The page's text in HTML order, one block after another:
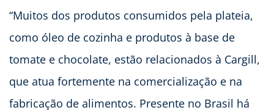
“Muitos dos produtos consumidos pela plateia,
como óleo de cozinha e produtos à base de
tomate e chocolate, estão relacionados à Cargill,
que atua fortemente na comercialização e na
fabricação de alimentos. Presente no Brasil há